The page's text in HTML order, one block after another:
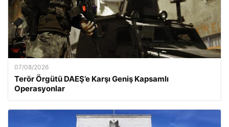
07/08/2026
Terör Örgütü DAEŞ’e Karşı Geniş Kapsamlı
Operasyonlar